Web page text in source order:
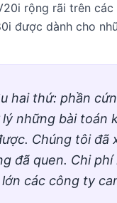
rộng rãi trên
được dành cho
hai thứ: phần
những bài toán
Chúng tôi đã
đã quen. Chi
các công ty